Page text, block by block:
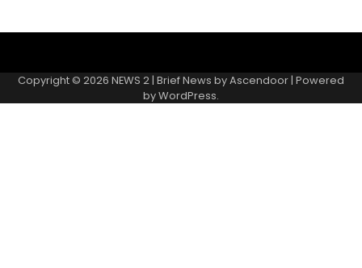
Page
Copyright © 2026 NEWS 2| Brief News byAscendoor| Powered
byWordPress.